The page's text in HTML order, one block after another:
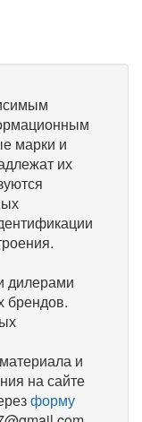
марки и
их
дилерами
брендов.
и
на сайте
форму